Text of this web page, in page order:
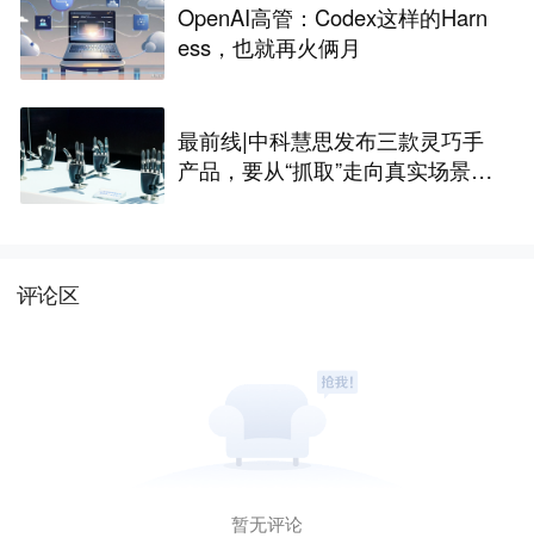
OpenAI高管：Codex这样的Harn
ess，也就再火俩月
最前线|中科慧思发布三款灵巧手
产品，要从“抓取”走向真实场景作
评论区
暂无评论